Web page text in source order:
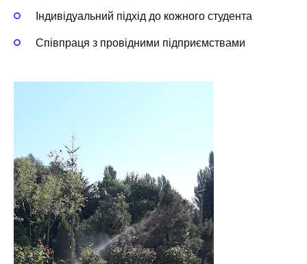
Індивідуальний підхід до кожного студента
Співпраця з провідними підприємствами